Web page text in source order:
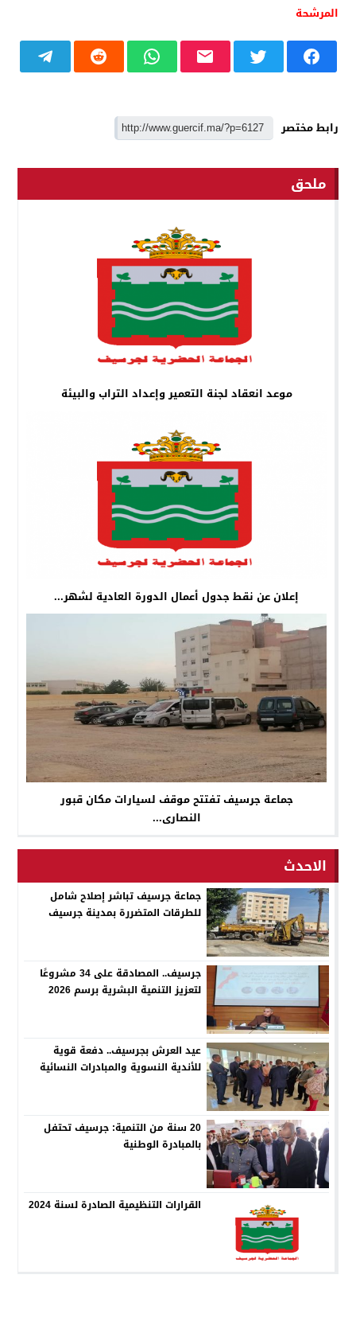
المرشحة
رابط مختصر
ملحق
موعد انعقاد لجنة التعمير وإعداد التراب والبيئة
إعلان عن نقط جدول أعمال الدورة العادية لشهر...
جماعة جرسيف تفتتح موقف لسيارات مكان قبور
النصارى...
الاحدث
جماعة جرسيف تباشر إصلاح شامل
للطرقات المتضررة بمدينة جرسيف
جرسيف.. المصادقة على 34 مشروعًا
لتعزيز التنمية البشرية برسم 2026
عيد العرش بجرسيف.. دفعة قوية
للأندية النسوية والمبادرات النسائية
20 سنة من التنمية: جرسيف تحتفل
بالمبادرة الوطنية
القرارات التنظيمية الصادرة لسنة 2024